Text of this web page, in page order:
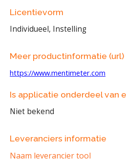
Licentievorm
Individueel, Instelling
Meer productinformatie (url)
https://www.mentimeter.com
Is applicatie onderdeel van
Niet bekend
Leveranciers informatie
Naam leverancier tool